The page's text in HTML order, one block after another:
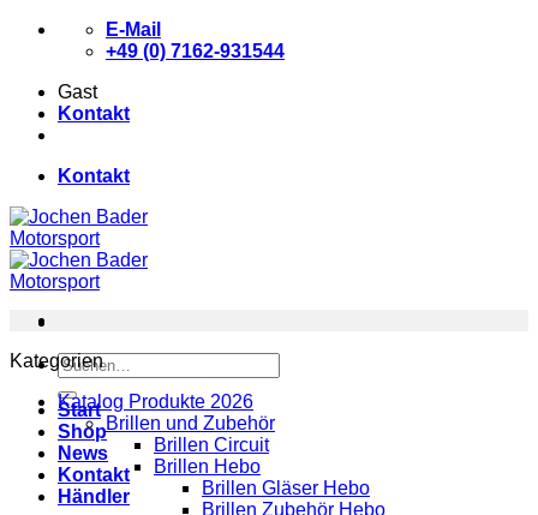
Zum
E-Mail
+49 (0) 7162-931544
Gast
Kontakt
Kontakt
Suchen
nach:
Start
Shop
News
Kontakt
Händler
Kategorien
Katalog Produkte 2026
Brillen und Zubehör
Brillen Circuit
Brillen Hebo
Brillen Gläser Hebo
Brillen Zubehör Hebo